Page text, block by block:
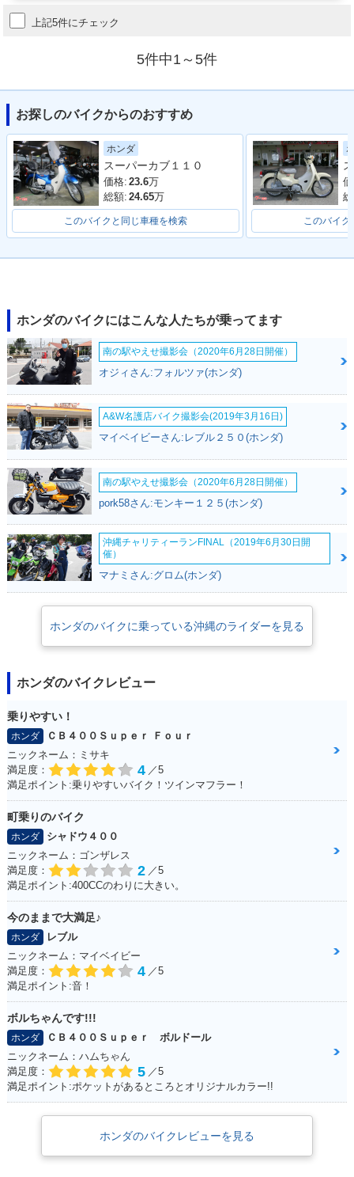
上記5件にチェック
5件中1～5件
お探しのバイクからのおすすめ
ホンダ
スーパーカブ１１０
価格: 23.6万
総額: 24.65万
このバイクと同じ車種を検索 このバイ
ホンダのバイクにはこんな人たちが乗ってます
南の駅やえせ撮影会（2020年6月28日開催）
オジィさん:フォルツァ(ホンダ)
A&W名護店バイク撮影会(2019年3月16日)
マイベイビーさん:レブル２５０(ホンダ)
南の駅やえせ撮影会（2020年6月28日開催）
pork58さん:モンキー１２５(ホンダ)
沖縄チャリティーランFINAL（2019年6月30日開
催）
マナミさん:グロム(ホンダ)
ホンダのバイクに乗っている沖縄のライダーを見る
ホンダのバイクレビュー
乗りやすい！
ホンダ
ＣＢ４００Ｓｕｐｅｒ Ｆｏｕｒ
ニックネーム：ミサキ
満足度：
4 ／5
満足ポイント:乗りやすいバイク！ツインマフラー！
町乗りのバイク
ホンダ
シャドウ４００
ニックネーム：ゴンザレス
満足度：
2 ／5
満足ポイント:400CCのわりに大きい。
今のままで大満足♪
ホンダ
レブル
ニックネーム：マイベイビー
満足度：
4 ／5
満足ポイント:音！
ボルちゃんです!!!
ホンダ
ＣＢ４００Ｓｕｐｅｒ ボルドール
ニックネーム：ハムちゃん
満足度：
5 ／5
満足ポイント:ポケットがあるところとオリジナルカラー!!
ホンダのバイクレビューを見る